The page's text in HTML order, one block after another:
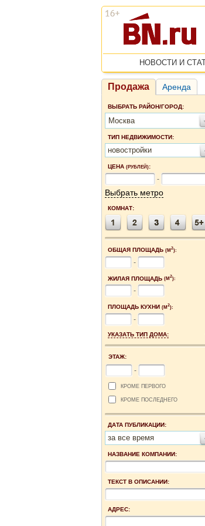
НОВОСТИ И
Продажа Аренда
ВЫБРАТЬ РАЙОН/ГОРОД:
Москва
ТИП НЕДВИЖИМОСТИ:
новостройки
ЦЕНА (РУБЛЕЙ):
-
Выбрать метро
КОМНАТ:
ОБЩАЯ ПЛОЩАДЬ (М2):
-
ЖИЛАЯ ПЛОЩАДЬ (М2):
-
ПЛОЩАДЬ КУХНИ (М2):
-
УКАЗАТЬ ТИП ДОМА:
ЭТАЖ:
-
КРОМЕ ПЕРВОГО
КРОМЕ ПОСЛЕДНЕГО
ДАТА ПУБЛИКАЦИИ:
за все время
НАЗВАНИЕ КОМПАНИИ:
ТЕКСТ В ОПИСАНИИ:
АДРЕС: